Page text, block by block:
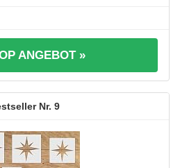
ANGEBOT »
9